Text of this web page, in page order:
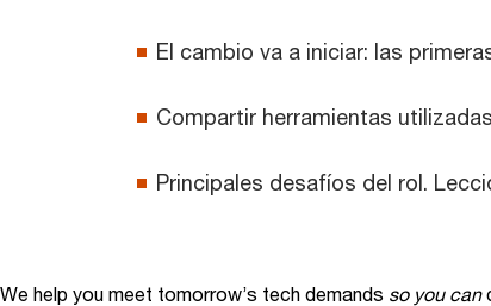
El cambio va a iniciar: las
Compartir herramientas
Principales desafíos del rol.
We help you meet tomorrow’s tech demands so you can